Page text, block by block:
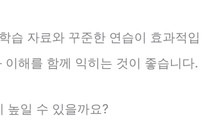
습 자료와 꾸준한 연습이 효과적입
해를 함께 익히는 것이 좋습니다.
높일 수 있을까요?